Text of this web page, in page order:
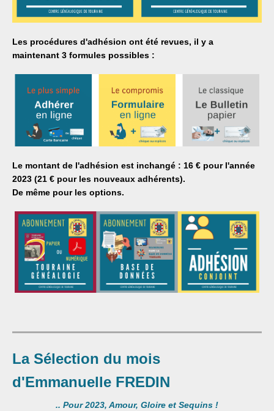
Les procédures d'adhésion ont été revues, il y a
maintenant 3 formules possibles :
Le montant de l'adhésion est inchangé : 16 € pour l'année
2023 (21 € pour les nouveaux adhérents).
De même pour les options.
La Sélection du mois
d'Emmanuelle FREDIN
.. Pour 2023, Amour, Gloire et Sequins !